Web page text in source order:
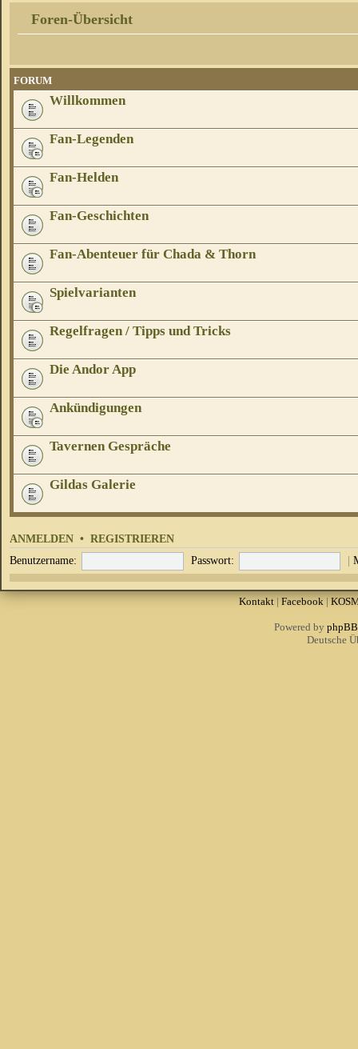
Foren-Übersicht
FORUM
Willkommen
Fan-Legenden
Fan-Helden
Fan-Geschichten
Fan-Abenteuer für Chada & Thorn
Spielvarianten
Regelfragen / Tipps und Tricks
Die Andor App
Ankündigungen
Tavernen Gespräche
Gildas Galerie
ANMELDEN • REGISTRIEREN
Benutzername: Passwort: |
Kontakt| Facebook|
Powered by phpBB
Deutsche